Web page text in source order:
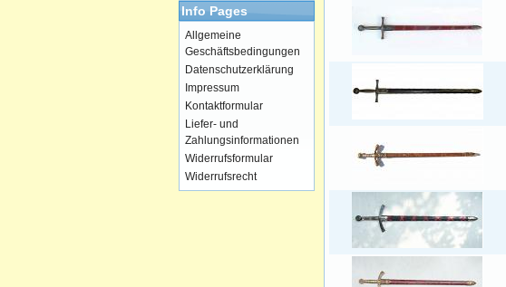
Info Pages
Allgemeine
Geschäftsbedingungen
Datenschutzerklärung
Impressum
Kontaktformular
Liefer- und
Zahlungsinformationen
Widerrufsformular
Widerrufsrecht